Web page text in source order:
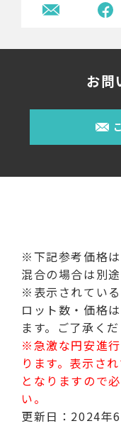
お問
※下記参考価格
混合の場合は別
※表示されている
ロット数・価格
ます。ご了承くだ
※急激な円安進
ります。表示さ
となりますので
い。
更新日：2024年